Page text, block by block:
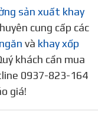
sản xuất khay
cung cấp các
và khay xốp
khách cần mua
0937-823-164
giá!